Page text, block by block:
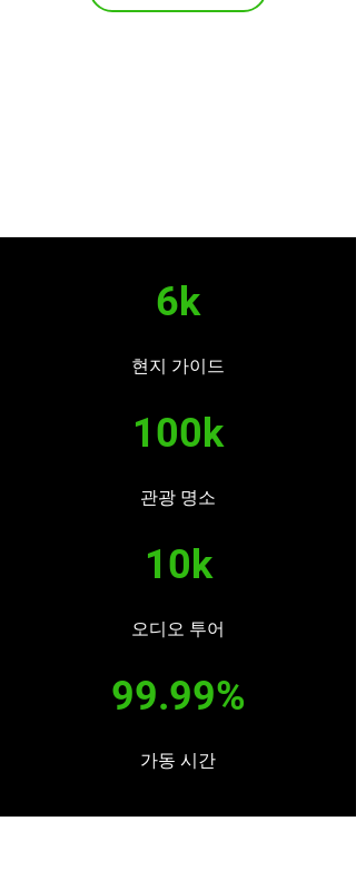
6k
현지 가이드
100k
관광 명소
10k
오디오 투어
99.99%
가동 시간